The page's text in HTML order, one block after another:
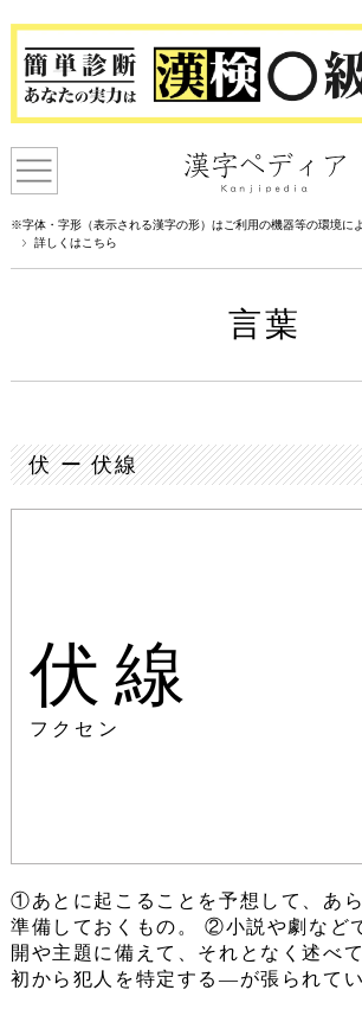
※字体・字形（表示される漢字の形）はご利用の機器等の環境に
詳しくはこちら
言葉
伏 ー 伏線
伏線
フクセン
①あとに起こることを予想して、あ
準備しておくもの。 ②小説や劇など
開や主題に備えて、それとなく述べ
初から犯人を特定する―が張られてい